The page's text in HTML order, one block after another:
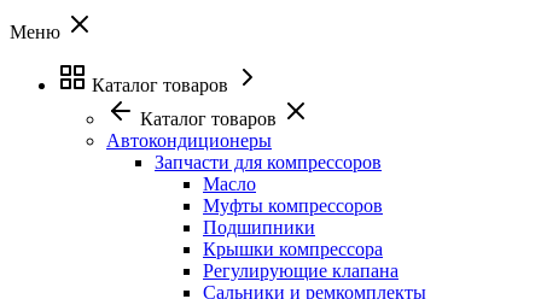
Меню
Каталог товаров
Каталог товаров
Автокондиционеры
Запчасти для компрессоров
Масло
Муфты компрессоров
Подшипники
Крышки компрессора
Регулирующие клапана
Сальники и ремкомплекты